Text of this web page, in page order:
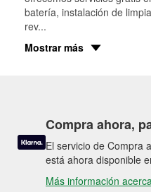
batería, instalación de
rev...
Mostrar más
Compra ahora,
El servicio de Compra
está ahora disponible
Más información